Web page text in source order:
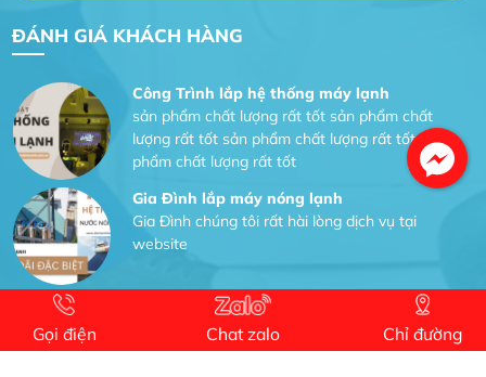
ĐÁNH GIÁ KHÁCH HÀNG
Công Trình lắp hệ thống máy lạnh
sản phẩm chất lượng rất tốt sản phẩm chất
lượng rất tốt sản phẩm chất lượng rất tốt sản
phẩm chất lượng rất tốt
Gia Đình lắp máy nóng lạnh
Gia Đình chúng tôi rất hài lòng dịch vụ tại
website
Dự án nhà phố đẹp lên nhờ đội thợ điện từ dịch
vụ
Gọi điện Chat zalo Chỉ đường